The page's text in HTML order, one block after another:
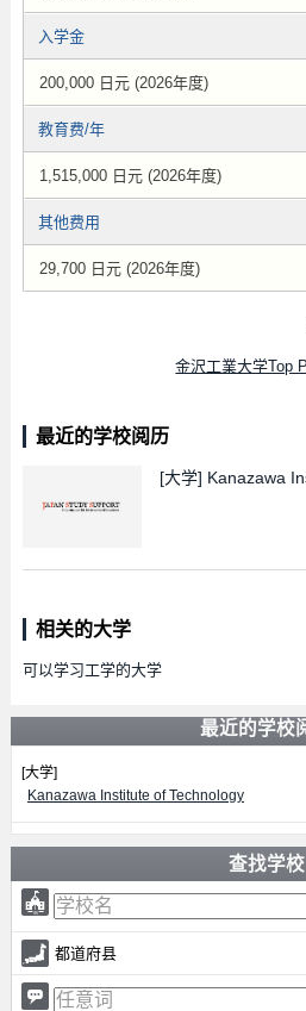
入学金
200,000 日元 (2026年度)
教育费/年
1,515,000 日元 (2026年度)
其他费用
29,700 日元 (2026年度)
金沢工業大学Top
最近的学校阅历
[大学] Kanazawa
相关的大学
可以学习工学的大学
最近的学校
[大学]
Kanazawa Institute of Technology
查找学校
都道府县